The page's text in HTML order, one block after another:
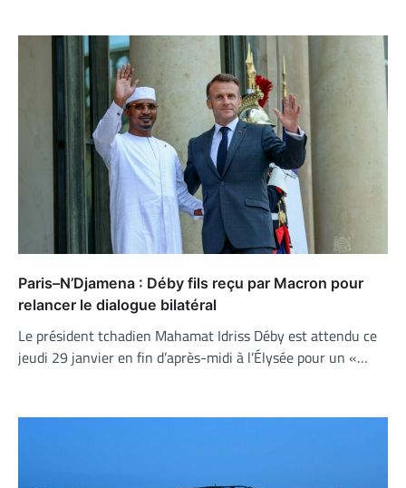
Paris–N’Djamena : Déby fils reçu par Macron pour
relancer le dialogue bilatéral
Le président tchadien Mahamat Idriss Déby est attendu ce
jeudi 29 janvier en fin d’après-midi à l’Élysée pour un «…